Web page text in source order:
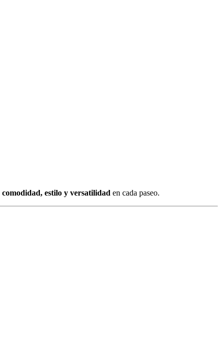
comodidad, estilo y versatilidad en cada paseo.